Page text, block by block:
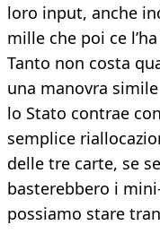
loro input, anche
mille che poi ce
Tanto non costa
una manovra
lo Stato contrae
semplice
delle tre carte, se
basterebbero i
possiamo stare